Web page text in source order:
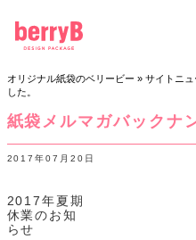
オリジナル紙袋のベリービー » サイトニュ
した。
紙袋メルマガバックナ
2017年07月20日
2017年夏期
休業のお知
らせ